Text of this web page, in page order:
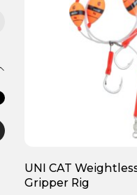
UNI CAT
Gripper Rig